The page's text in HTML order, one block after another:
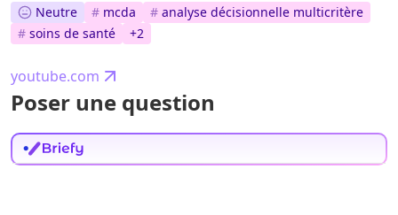
Neutre # mcda # analyse décisionnelle multicritère
# soins de santé +2
youtube.com
Poser une question